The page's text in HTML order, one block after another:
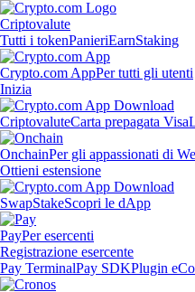
Criptovalute
Tutti i tokenPanieriEarnStaking
Crypto.com AppPer tutti gli utenti
Inizia
CriptovaluteCarta prepagata Visa
OnchainPer gli appassionati di
Ottieni estensione
SwapStakeScopri le dApp
PayPer esercenti
Registrazione esercente
Pay TerminalPay SDKPlugin